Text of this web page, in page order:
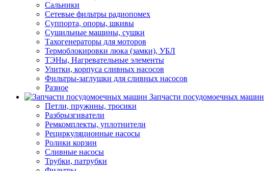
Сальники
Сетевые фильтры радиопомех
Суппорта, опоры, шкивы
Сушильные машины, сушки
Тахогенераторы для моторов
Термоблокировки люка (замки), УБЛ
ТЭНы, Нагревательные элементы
Улитки, корпуса сливных насосов
Фильтры-заглушки для сливных насосов
Разное
Запчасти посудомоечных машин
Петли, пружины, тросики
Разбрызгиватели
Ремкомплекты, уплотнители
Рециркуляционные насосы
Ролики корзин
Сливные насосы
Трубки, патрубки